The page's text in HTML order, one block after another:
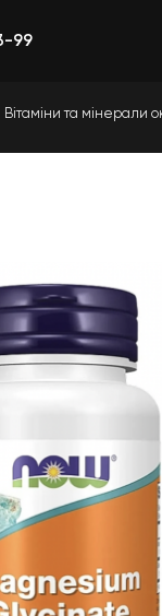
99
Вітаміни та мінерали